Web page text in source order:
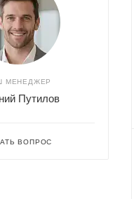
МЕНЕДЖЕР
Путилов
ВОПРОС